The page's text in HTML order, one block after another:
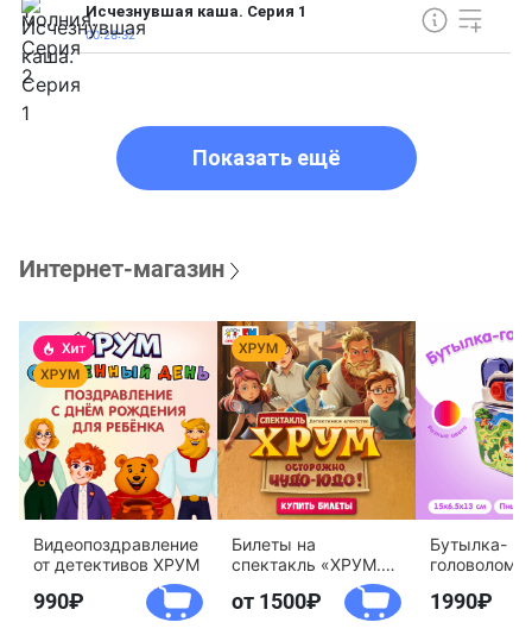
Исчезнувшая каша. Серия 1
00:28:32
Показать ещё
Интернет-магазин
Видеопоздравление
от детективов ХРУМ
990
Билеты на
спектакль «ХРУМ.
Осторожно, Чудо-
Юдо!»
от 1500
Бутылка-
агентство
1990